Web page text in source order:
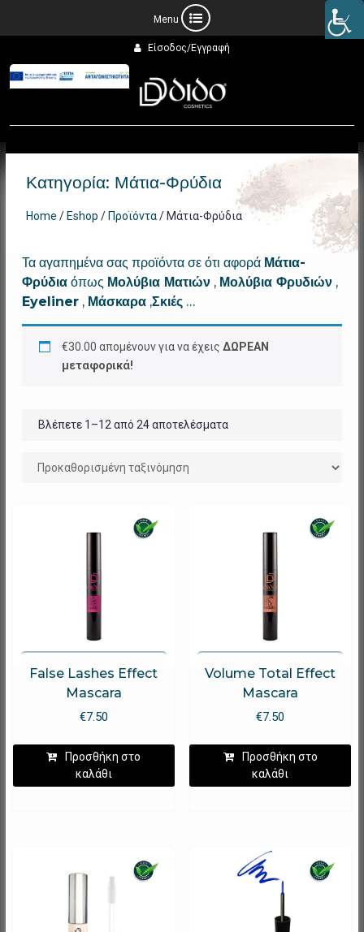
στο
περιεχόμενο
Είσοδος/Εγγραφή
Κατηγορία: Μάτια-Φρύδια
Home / Eshop / Προϊόντα/ Μάτια-Φρύδια
Τα αγαπημένα σας προϊόντα σε ότι αφορά Μάτια-
Φρύδιαόπως Μολύβια Ματιών, Μολύβια Φρυδιών,
Eyeliner, Μάσκαρα,Σκιές…
€30.00 απομένουν για να έχεις ΔΩΡΕΑΝ
μεταφορικά!
Βλέπετε 1–12 από 24 αποτελέσματα
False Lashes Effect
Mascara
€7.50
Προσθήκη στο
καλάθι
Volume Total Effect
Mascara
€7.50
Προσθήκη στο
καλάθι